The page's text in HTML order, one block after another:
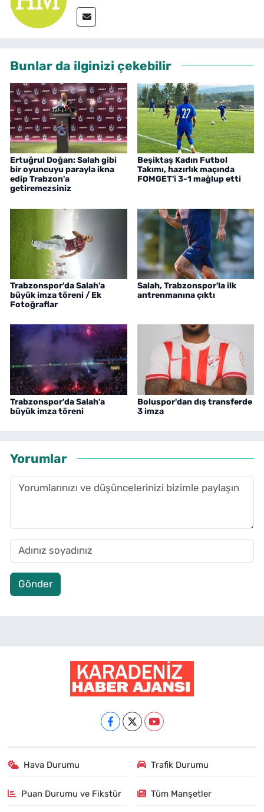
Bunlar da ilginizi çekebilir
Ertuğrul Doğan: Salah gibi
bir oyuncuyu parayla ikna
edip Trabzon'a
getiremezsiniz
Beşiktaş Kadın Futbol
Takımı, hazırlık maçında
FOMGET'i 3-1 mağlup etti
Trabzonspor'da Salah'a
büyük imza töreni / Ek
Fotoğraflar
Salah, Trabzonspor'la ilk
antrenmanına çıktı
Trabzonspor'da Salah'a
büyük imza töreni
Boluspor'dan dış transferde
3 imza
Yorumlar
Gönder
Hava Durumu Trafik Durumu
Puan Durumu ve Fikstür Tüm Manşetler